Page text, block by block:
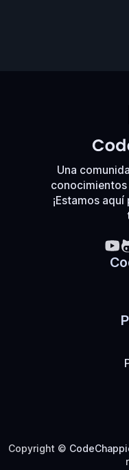
Una
¡Estamos
Copyright ©